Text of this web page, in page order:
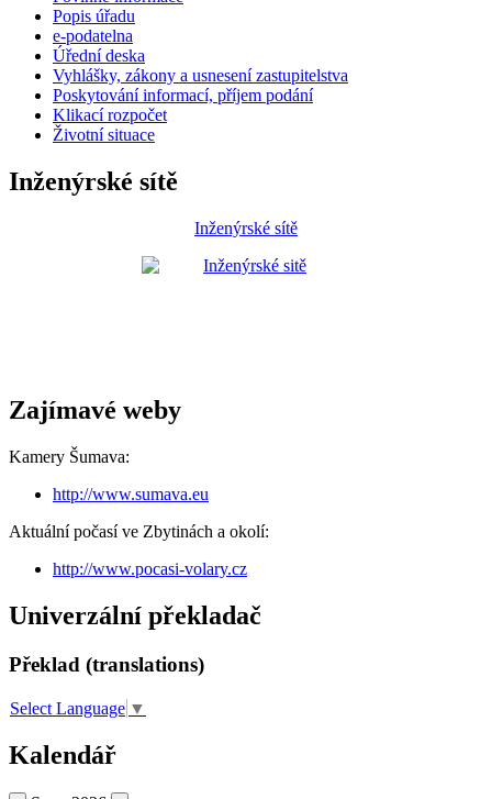
Popis úřadu
e-podatelna
Úřední deska
Vyhlášky, zákony a usnesení zastupitelstva
Poskytování informací, příjem podání
Klikací rozpočet
Životní situace
Inženýrské sítě
Inženýrské sítě
Zajímavé weby
Kamery Šumava:
http://www.sumava.eu
Aktuální počasí ve Zbytinách a okolí:
http://www.pocasi-volary.cz
Univerzální překladač
Překlad (translations)
Select Language ▼
Kalendář